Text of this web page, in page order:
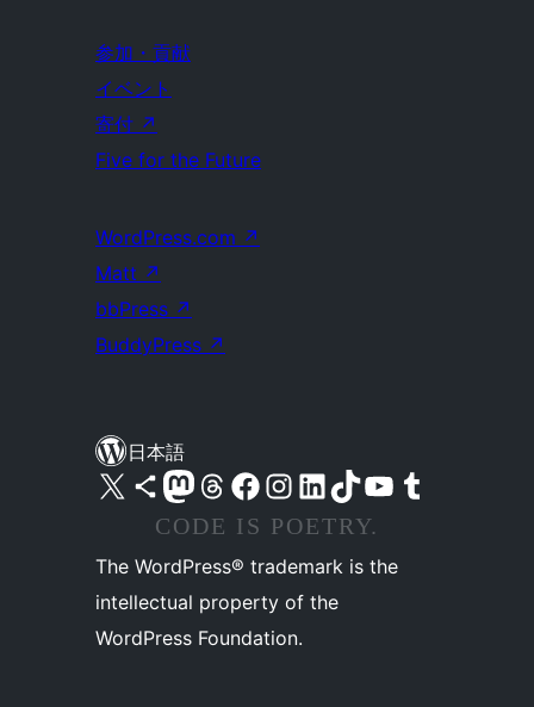
参加・貢献
イベント
寄付 ↗
Five for the Future
WordPress.com ↗
Matt ↗
bbPress ↗
BuddyPress ↗
日本語
X (旧 Twitter) アカウントへ Bluesky アカウントへ Mastodon アカウントへ Threads アカウントへ Facebook ページへ Instagram アカウントへ LinkedIn アカウントへTikTok アカウントへ YouTube チャンネルへ Tumblr アカウントへ
CODE IS POETRY.
The WordPress® trademark is the
intellectual property of the
WordPress Foundation.